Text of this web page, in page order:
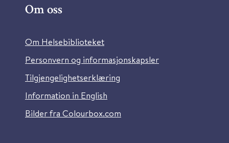
Om oss
Om Helsebiblioteket
Personvern og informasjonskapsler
Tilgjengelighetserklæring
Information in English
Bilder fra Colourbox.com